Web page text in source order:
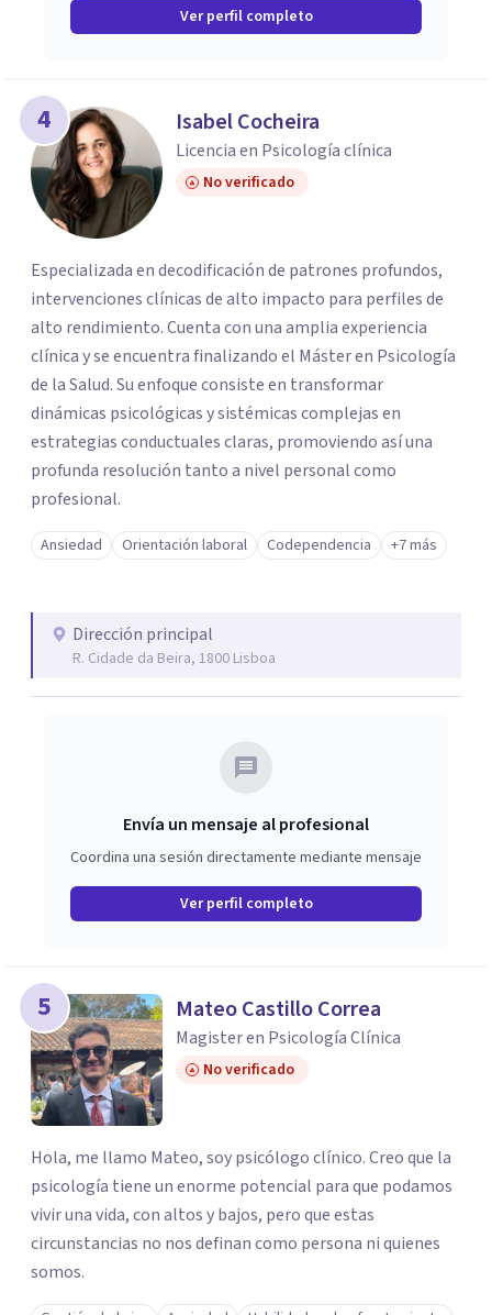
Ver perfil completo
4 Isabel Cocheira
Licencia en Psicología clínica
No verificado
Especializada en decodificación de patrones profundos,
intervenciones clínicas de alto impacto para perfiles de
alto rendimiento. Cuenta con una amplia experiencia
clínica y se encuentra finalizando el Máster en Psicología
de la Salud. Su enfoque consiste en transformar
dinámicas psicológicas y sistémicas complejas en
estrategias conductuales claras, promoviendo así una
profunda resolución tanto a nivel personal como
profesional.
Ansiedad Orientación laboral Codependencia +7 más
Dirección principal
R. Cidade da Beira, 1800 Lisboa
Envía un mensaje al profesional
Coordina una sesión directamente mediante mensaje
Ver perfil completo
5 Mateo Castillo Correa
Magister en Psicología Clínica
No verificado
Hola, me llamo Mateo, soy psicólogo clínico. Creo que la
psicología tiene un enorme potencial para que podamos
vivir una vida, con altos y bajos, pero que estas
circunstancias no nos definan como persona ni quienes
somos.